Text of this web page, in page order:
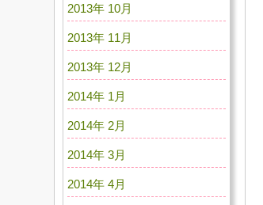
2013年 10月
2013年 11月
2013年 12月
2014年 1月
2014年 2月
2014年 3月
2014年 4月